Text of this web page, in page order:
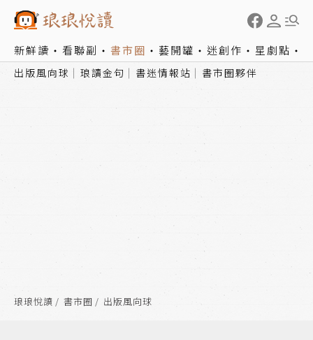
新鮮讀 看聯副 書市圈 藝開罐 迷創作 星劇點
出版風向球 琅讀金句 書迷情報站 書市圈夥伴
琅琅悅讀 書市圈 出版風向球